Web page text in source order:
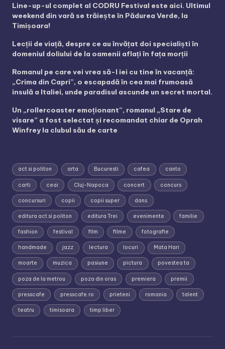
Line-up-ul complet al CODRU Festival este aici. Ultimul
weekend din vară se trăiește în Pădurea Verde, la
Timișoara!
Lecții de viață, despre ce au învățat doi specialiști în
domeniul doliului de la oamenii aflați în fața morții
Romanul pe care vei vrea să-l iei cu tine în vacanță:
„Crima din Capri”, o escapadă în cea mai frumoasă
insulă a Italiei, unde paradisul ascunde un secret mortal.
Un „rollercoaster emoționant”, romanul „Stare de
visare” a fost selectat și recomandat chiar de Oprah
Winfrey la clubul său de carte
act si politon arta Bucuresti cafea canto
carti ceai Cluj-Napoca concert concurs
concursuri copii copii super dans
editura act si politon editura Trei evenimente familie
fashion festival film filme fotografie
handmade jazz lectura locuri Mata Hari
moarte muzica pasiune pictura povestea ta
poza de la metrou poza din oras premiera premii
presscafe presscafe.ro prieteni romania talent
teatru timisoara timp liber